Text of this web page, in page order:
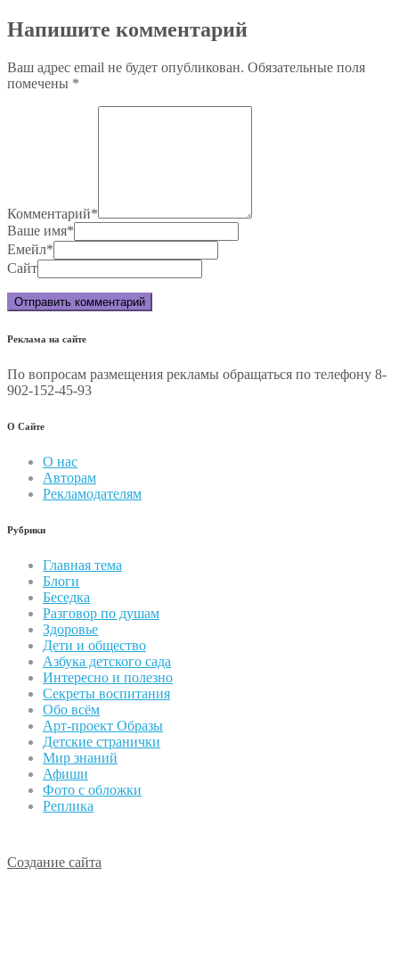
Напишите комментарий
Ваш адрес email не будет опубликован. Обязательные поля
помечены *
Комментарий*
Ваше имя*
Емейл*
Сайт
Реклама на сайте
По вопросам размещения рекламы обращаться по телефону 8-
902-152-45-93
О Сайте
О нас
Авторам
Рекламодателям
Рубрики
Главная тема
Блоги
Беседка
Разговор по душам
Здоровье
Дети и общество
Азбука детского сада
Интересно и полезно
Секреты воспитания
Обо всём
Арт-проект Образы
Детские странички
Мир знаний
Афиши
Фото с обложки
Реплика
Создание сайта